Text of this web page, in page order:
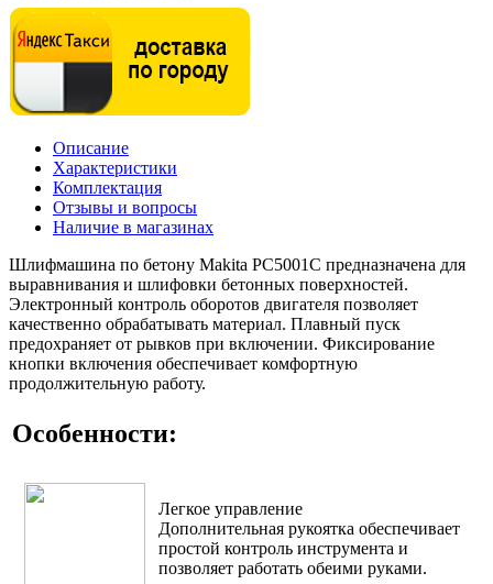
Описание
Характеристики
Комплектация
Отзывы и вопросы
Наличие в магазинах
Шлифмашина по бетону Makita PC5001C предназначена для
выравнивания и шлифовки бетонных поверхностей.
Электронный контроль оборотов двигателя позволяет
качественно обрабатывать материал. Плавный пуск
предохраняет от рывков при включении. Фиксирование
кнопки включения обеспечивает комфортную
продолжительную работу.
Особенности:
Легкое управление
Дополнительная рукоятка обеспечивает
простой контроль инструмента и
позволяет работать обеими руками.